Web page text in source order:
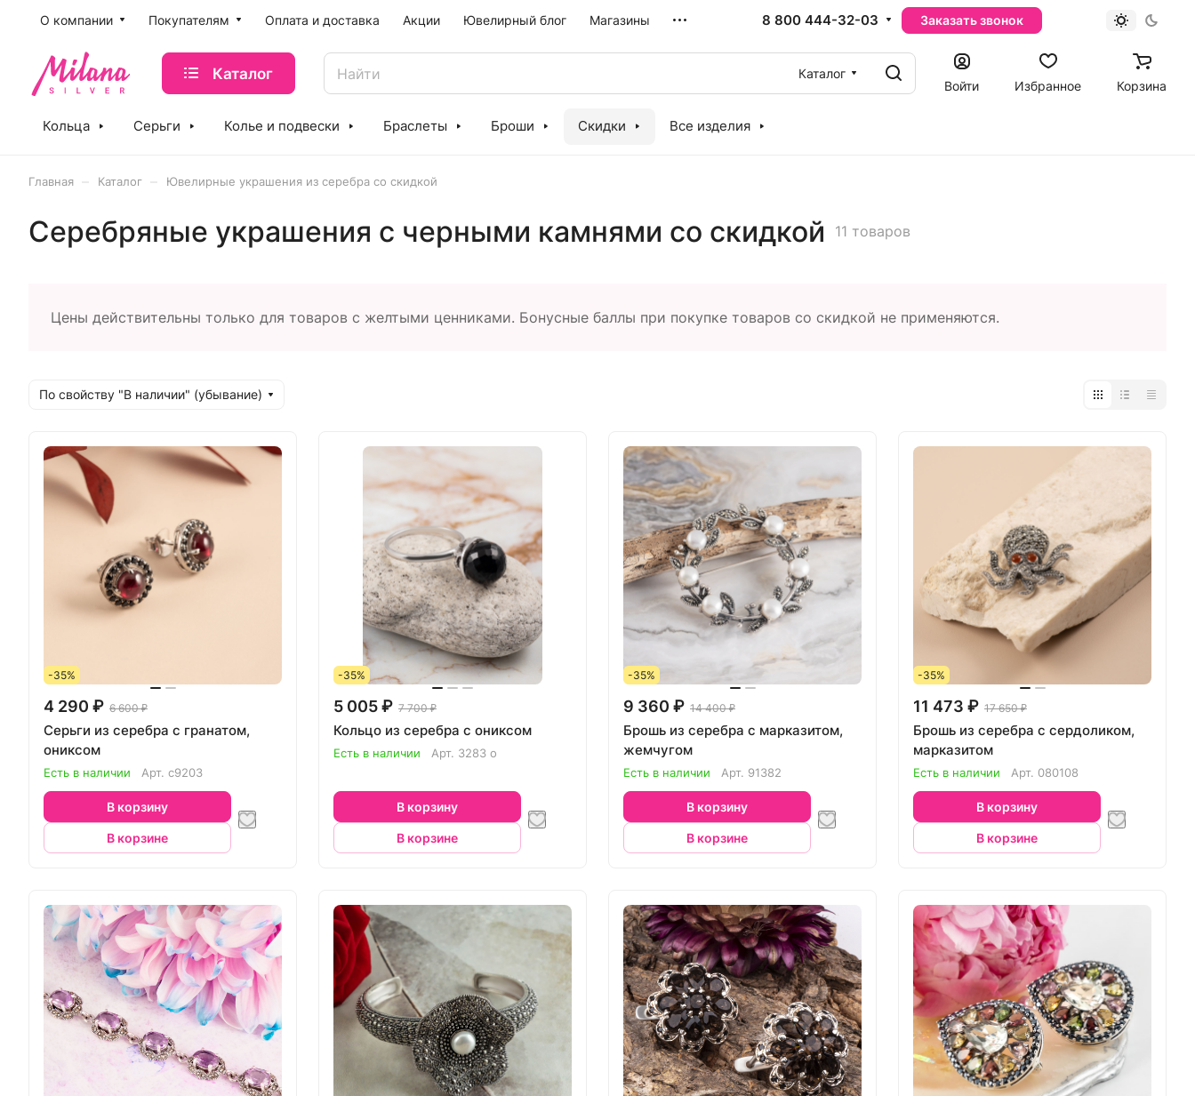
O компании Покупателям Оплата и доставка Акции Ювелирный блог Магазины 8 800 444-32-03 Заказать звонок
Каталог
Каталог
Войти
Избранное Корзина
Кольца Серьги Колье и подвески Браслеты Броши Скидки Все изделия
Главная Каталог Ювелирные украшения из серебра со скидкой
Серебряные украшения с черными камнями со скидкой 11 товаров
Цены действительны только для товаров с желтыми ценниками. Бонусные баллы при покупке товаров со скидкой не применяются.
По свойству "В наличии" (убывание)
-35%
4 290 ₽ 6 600 ₽
Серьги из серебра с гранатом,
ониксом
Есть в наличии Арт. с9203
В корзину
В корзине
-35%
5 005 ₽ 7 700 ₽
Кольцо из серебра с ониксом
Есть в наличии Арт. 3283 о
В корзину
В корзине
-35%
9 360 ₽ 14 400 ₽
Брошь из серебра с марказитом,
жемчугом
Есть в наличии Арт. 91382
В корзину
В корзине
-35%
11 473 ₽ 17 650 ₽
Брошь из серебра с сердоликом,
марказитом
Есть в наличии Арт. 080108
В корзину
В корзине